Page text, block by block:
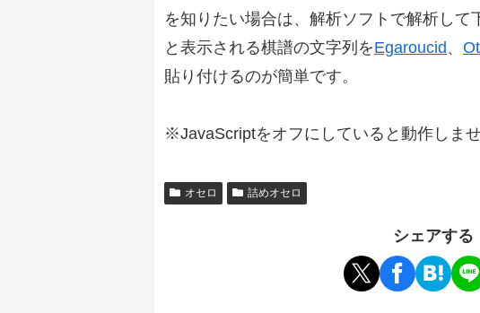
を知りたい場合は、解析ソフトで解析して
と表示される棋譜の文字列をEgaroucid、
貼り付けるのが簡単です。
※JavaScriptをオフにしていると動作しませ
オセロ 詰めオセロ
シェアする